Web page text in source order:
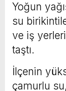
Yoğun
su
ve iş
taştı.
İlçenin
çamurlu